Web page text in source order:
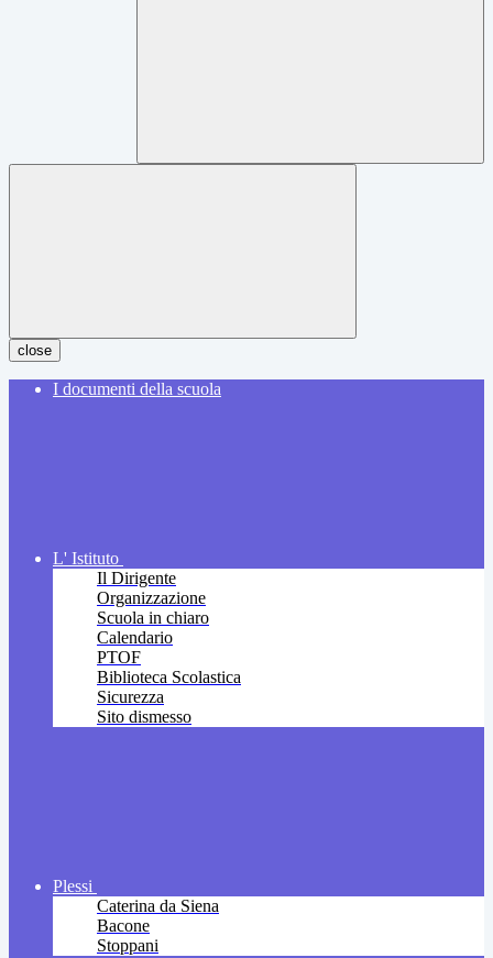
close
I documenti della scuola
L' Istituto
Il Dirigente
Organizzazione
Scuola in chiaro
Calendario
PTOF
Biblioteca Scolastica
Sicurezza
Sito dismesso
Plessi
Caterina da Siena
Bacone
Stoppani